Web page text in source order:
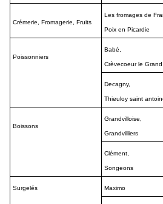
Crémerie, Fromagerie, Fruits
Les fromages de
Poix en Picardie
Poissonniers
Babé,
Crèvecoeur le Grand
Decagny,
Thieuloy saint
Boissons
Grandvilloise,
Grandvilliers
Clément,
Songeons
Surgelés Maximo